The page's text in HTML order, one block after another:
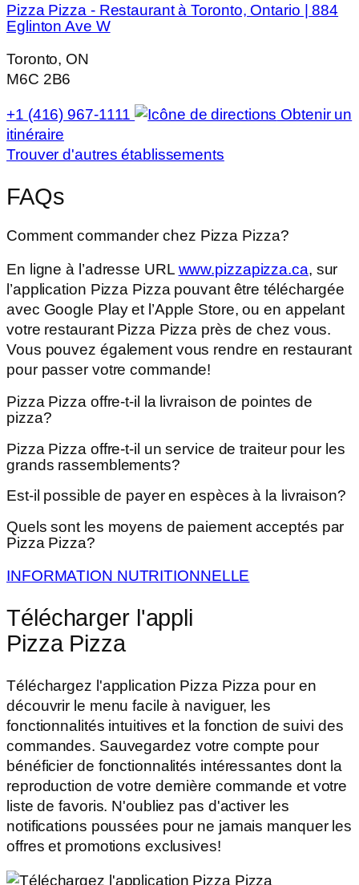
Pizza Pizza - Restaurant à Toronto, Ontario | 884
Eglinton Ave W
Toronto, ON
M6C 2B6
+1 (416) 967-1111
Obtenir un
itinéraire
Trouver d'autres établissements
FAQs
Comment commander chez Pizza Pizza?
En ligne à l’adresse URL www.pizzapizza.ca, sur
l’application Pizza Pizza pouvant être téléchargée
avec Google Play et l’Apple Store, ou en appelant
votre restaurant Pizza Pizza près de chez vous.
Vous pouvez également vous rendre en restaurant
pour passer votre commande!
Pizza Pizza offre-t-il la livraison de pointes de
pizza?
Pizza Pizza offre-t-il un service de traiteur pour les
grands rassemblements?
Est-il possible de payer en espèces à la livraison?
Quels sont les moyens de paiement acceptés par
Pizza Pizza?
INFORMATION NUTRITIONNELLE
Télécharger l'appli
Pizza Pizza
Téléchargez l'application Pizza Pizza pour en
découvrir le menu facile à naviguer, les
fonctionnalités intuitives et la fonction de suivi des
commandes. Sauvegardez votre compte pour
bénéficier de fonctionnalités intéressantes dont la
reproduction de votre dernière commande et votre
liste de favoris. N'oubliez pas d'activer les
notifications poussées pour ne jamais manquer les
offres et promotions exclusives!